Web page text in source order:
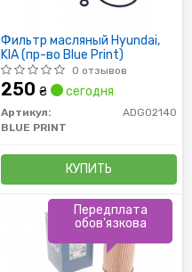
Фильтр масляный Hyundai,
KIA (пр-во Blue Print)
0 отзывов
250 ₴ сегодня
Артикул:
ADG02140
BLUE PRINT
КУПИТЬ
Передплата
обов'язкова